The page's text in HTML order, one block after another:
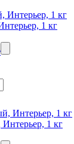
1 кг
1 кг